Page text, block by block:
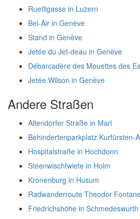
Ruetligasse in Luzern
Bel-Air in Genève
Stand in Genève
Jetée du Jet-deau in Genève
Débarcadère des Mouettes des
Jetée Wilson in Genève
Andere Straßen
Altendorfer Straße in Marl
Behindertenparkplatz Kurfürsten-
Hospitalstraße in Hochdonn
Steenwischtwiete in Holm
Kronenburg in Husum
Radwanderroute Theodor
Friedrichshöhe in Schmedeswurth